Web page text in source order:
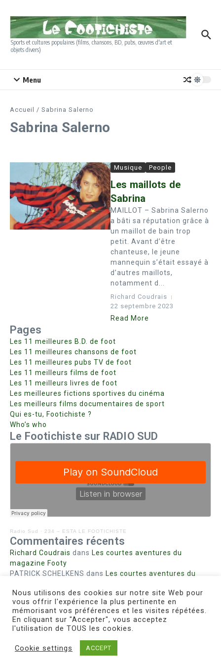
Sports et cultures populaires (films, chansons, BD, pubs, œuvres d'art et
objets divers)
Menu
Accueil / Sabrina Salerno
Sabrina Salerno
Musique People
Les maillots de
Sabrina
MAILLOT – Sabrina Salerno
a bâti sa réputation grâce à
un maillot de bain trop
petit. Avant d’être
chanteuse, le jeune
mannequin s’était essayé à
d’autres maillots,
notamment d...
Richard Coudrais
22 septembre 2023
Read More
Pages
Les 11 meilleures B.D. de foot
Les 11 meilleures chansons de foot
Les 11 meilleures pubs TV de foot
Les 11 meilleurs films de foot
Les 11 meilleurs livres de foot
Les meilleures fictions sportives du cinéma
Les meilleurs films documentaires de sport
Qui es-tu, Footichiste ?
Who’s who
Le Footichiste sur RADIO SUD
Radio Sud · 234 – ESTA LE FOOTICHISTE
Commentaires récents
Richard Coudrais dans Les courtes aventures du
magazine Footy
PATRICK SCHELKENS dans Les courtes aventures du
Bohn fabiennedans Intrigues sanglantes à Mulhouse
Steph. RUTA dansLust for Nice
MIRMANDdansPieds agiles et champignons
Copyright © 2026 Le Footichiste | Réalisé par
Nous utilisons des cookies sur notre site Web pour
vous offrir l'expérience la plus pertinente en
mémorisant vos préférences et les visites répétées.
En cliquant sur "Accepter", vous acceptez
l'utilisation de TOUS les cookies.
Cookie settings ACCEPT